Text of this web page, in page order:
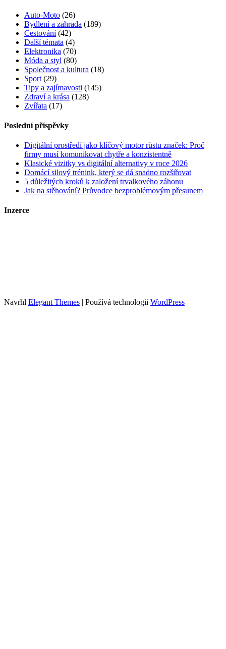
Auto-Moto (26)
Bydlení a zahrada (189)
Cestování(42)
Další témata (4)
Elektronika (70)
Móda a styl (80)
Společnost a kultura (18)
Sport (29)
Tipy a zajímavosti (145)
Zdraví a krása (128)
Zvířata (17)
Poslední příspěvky
Digitální prostředí jako klíčový motor růstu značek: Proč
firmy musí komunikovat chytře a konzistentně
Klasické vizitky vs digitální alternativy v roce 2026
Domácí silový trénink, který se dá snadno rozšiřovat
5 důležitých kroků k založení trvalkového záhonu
Jak na stěhování? Průvodce bezproblémovým přesunem
Inzerce
Navrhl Elegant Themes | Používá technologii WordPress